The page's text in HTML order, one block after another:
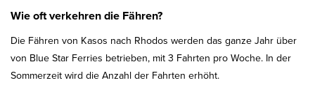
Wie oft verkehren die Fähren?
Die Fähren von Kasos nach Rhodos werden das ganze Jahr über
von Blue Star Ferries betrieben, mit 3 Fahrten pro Woche. In der
Sommerzeit wird die Anzahl der Fahrten erhöht.